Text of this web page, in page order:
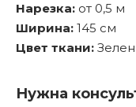
Нарезка: от 0,5 м
Ширина: 145 см
Цвет ткани:
Нужна